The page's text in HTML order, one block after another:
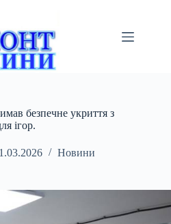
безпечне укриття з
ігор.
Новини